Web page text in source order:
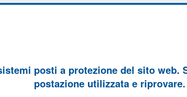
posti a protezione del sito
postazione utilizzata e riprovare.